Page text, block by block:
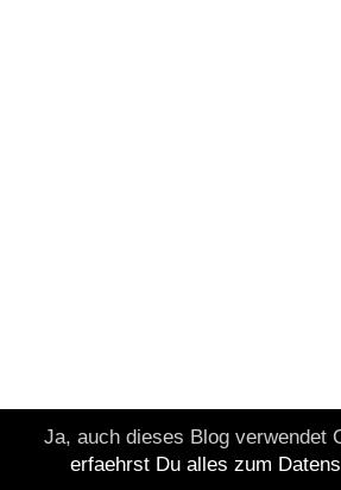
Ja, auch dieses Blog verwendet
erfaehrst Du alles zum